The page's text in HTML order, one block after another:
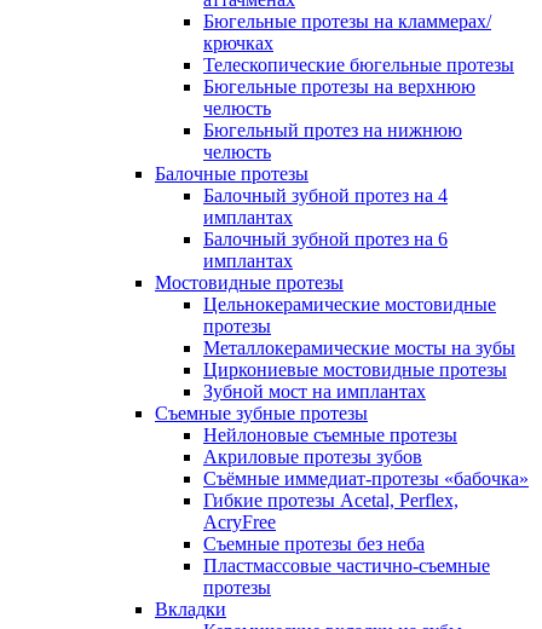
Бюгельные протезы на кламмерах/
крючках
Телескопические бюгельные протезы
Бюгельные протезы на верхнюю
челюсть
Бюгельный протез на нижнюю
челюсть
Балочные протезы
Балочный зубной протез на 4
имплантах
Балочный зубной протез на 6
имплантах
Мостовидные протезы
Цельнокерамические мостовидные
протезы
Металлокерамические мосты на зубы
Циркониевые мостовидные протезы
Зубной мост на имплантах
Съемные зубные протезы
Нейлоновые съемные протезы
Акриловые протезы зубов
Съёмные иммедиат‑протезы «бабочка»
Гибкие протезы Acetal, Perflex,
AcryFree
Съемные протезы без неба
Пластмассовые частично-съемные
протезы
Вкладки